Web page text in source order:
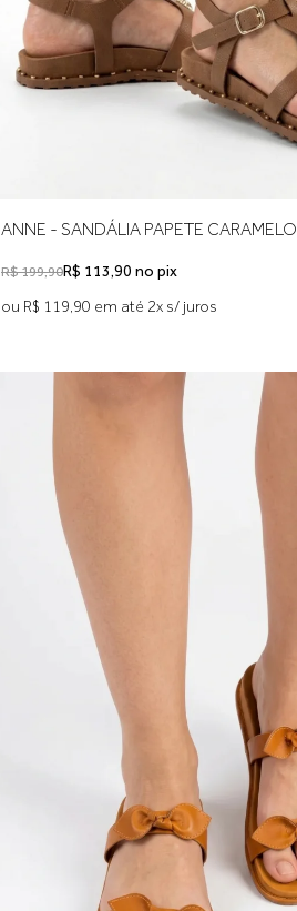
ANNE - SANDÁLIA PAPETE CARAMELO
R$ 199,90R$ 113,90 no pix
ou R$ 119,90 em até 2x s/ juros